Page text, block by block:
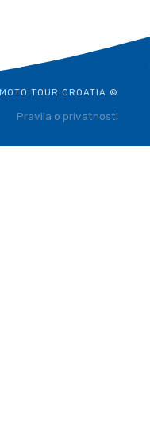
MOTO TOUR CROATIA ©
Pravila o privatnosti